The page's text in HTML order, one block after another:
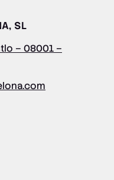
SL
– 08001 –